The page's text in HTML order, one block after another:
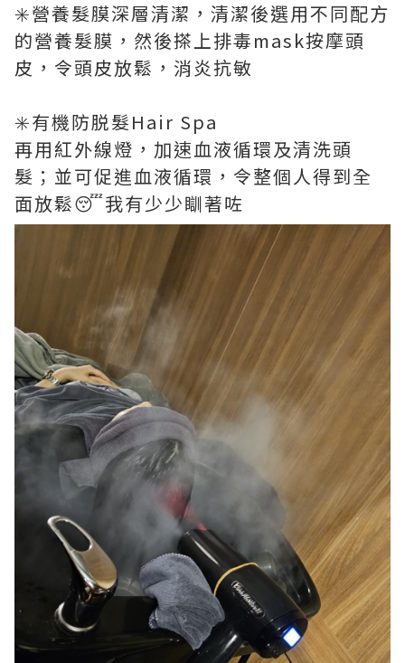
✳️營養髮膜深層清潔，清潔後選用不同配方
的營養髮膜，然後搽上排毒mask按摩頭
皮，令頭皮放鬆，消炎抗敏
✳️有機防脱髮Hair Spa
再用紅外線燈，加速血液循環及清洗頭
髮；並可促進血液循環，令整個人得到全
面放鬆😴我有少少瞓著咗